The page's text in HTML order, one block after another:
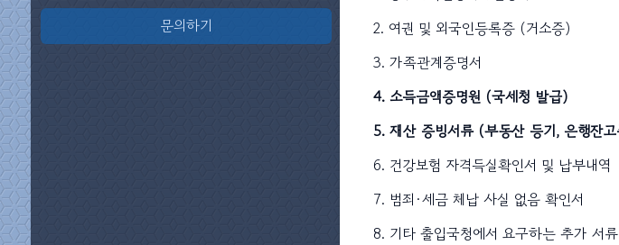
문의하기
2. 여권 및 외국인등록증 (거소증)
3. 가족관계증명서
4. 소득금액증명원 (국세청 발급)
5. 재산 증빙서류 (부동산 등기, 은행잔
6. 건강보험 자격득실확인서 및 납부내역
7. 범죄·세금 체납 사실 없음 확인서
8. 기타 출입국청에서 요구하는 추가 서류